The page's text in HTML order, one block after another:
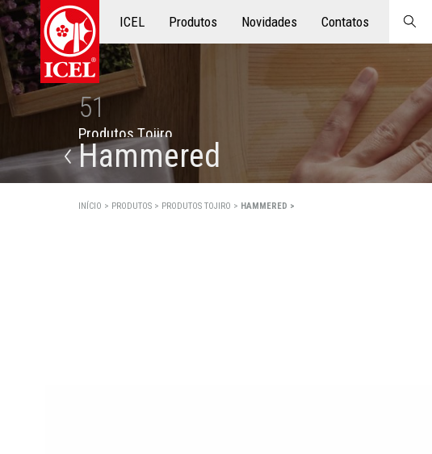
Produtos
ICEL Produtos Novidades Contatos
51
ProdutosTojiro
Hammered
INÍCIO > PRODUTOS > PRODUTOS TOJIRO > HAMMERED >